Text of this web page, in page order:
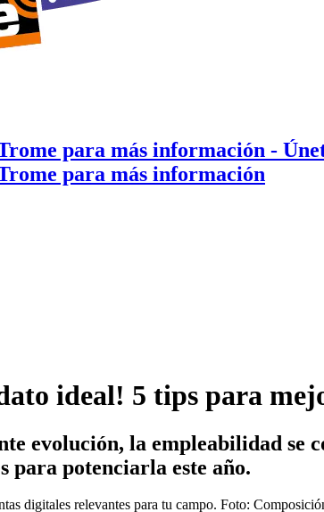
para más información -
para más información
ideal! 5 tips para
evolución, la empleabilidad se
para potenciarla este año.